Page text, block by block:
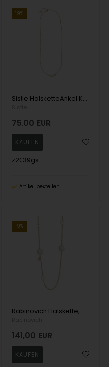
19%
Sistie HalsketteAnkel Kette, model z2039gs
75,00 EUR
z2039gs
Artikel bestellen
19%
Rabinovich Halskette, model 61720101
141,00 EUR